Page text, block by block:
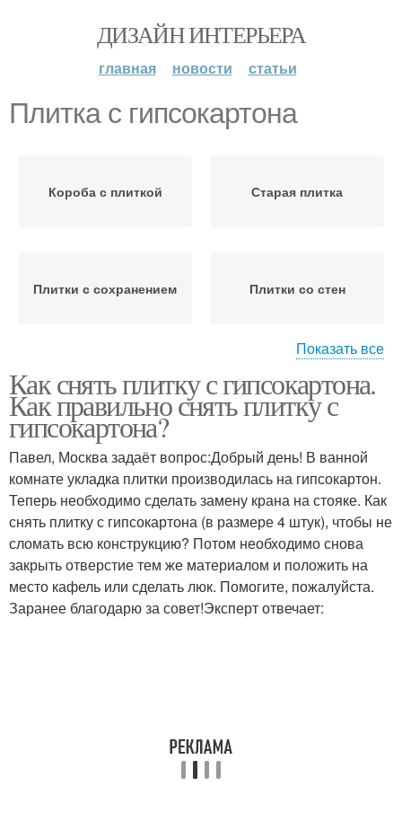
ДИЗАЙН ИНТЕРЬЕРА
главная новости статьи
Плитка с гипсокартона
Короба с плиткой Старая плитка
Плитки с сохранением Плитки со стен
Керамическая плитка Плитки для ремонта
Показать все
Как снять плитку с гипсокартона.
Как правильно снять плитку с
гипсокартона?
Павел, Москва задаёт вопрос:Добрый день! В ванной
комнате укладка плитки производилась на гипсокартон.
Теперь необходимо сделать замену крана на стояке. Как
снять плитку с гипсокартона (в размере 4 штук), чтобы не
сломать всю конструкцию? Потом необходимо снова
закрыть отверстие тем же материалом и положить на
место кафель или сделать люк. Помогите, пожалуйста.
Заранее благодарю за совет!Эксперт отвечает: